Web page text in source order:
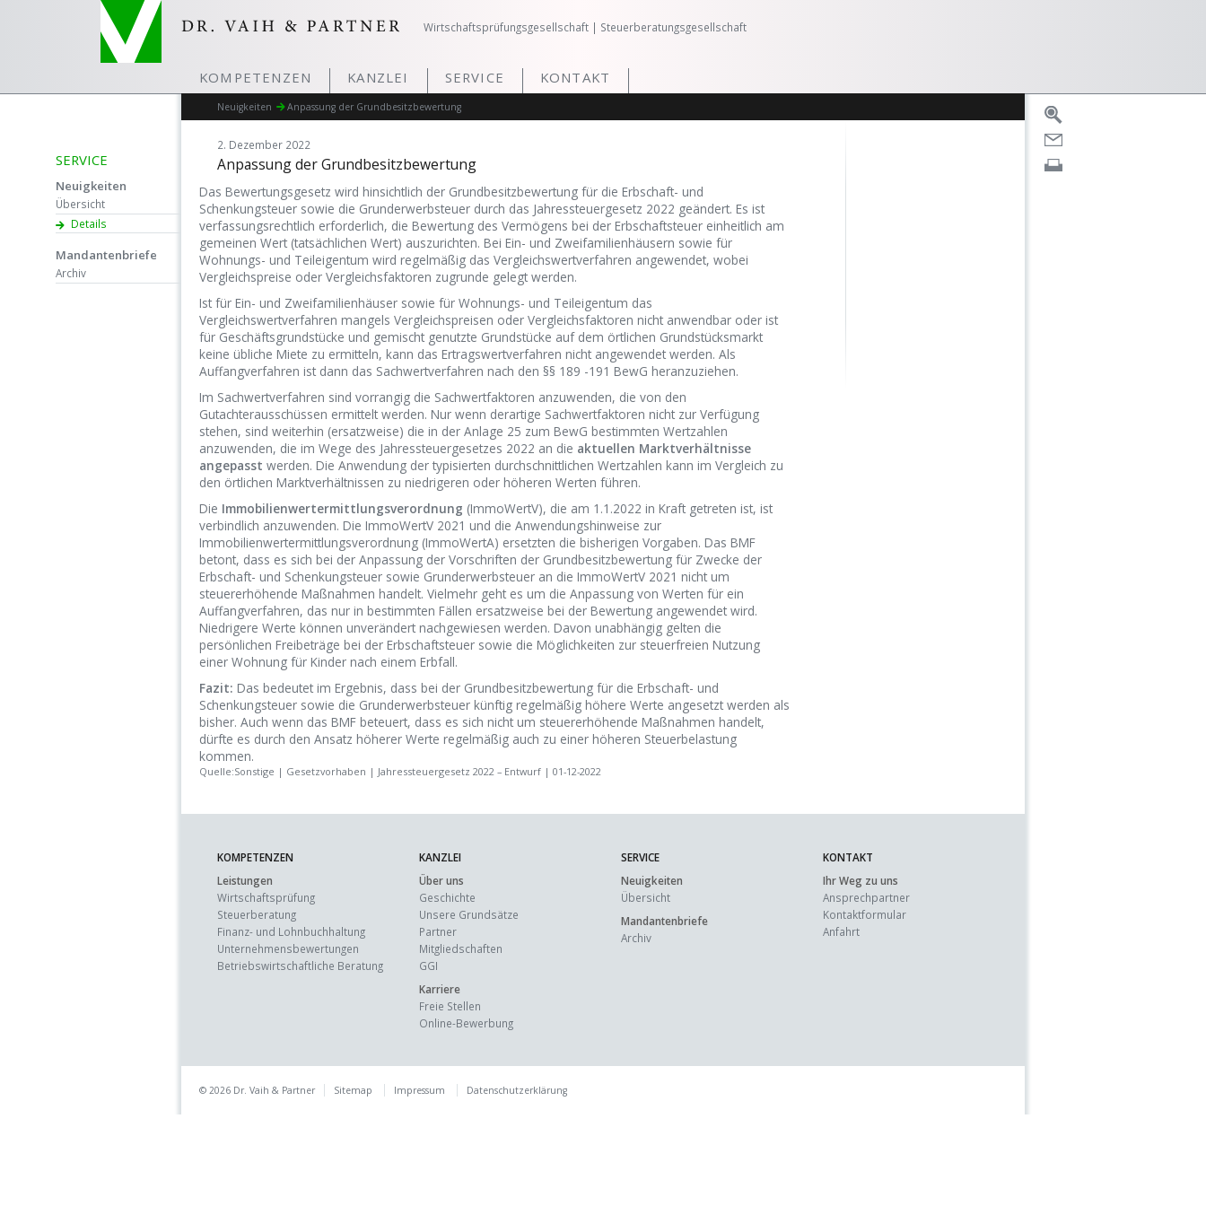
Wirtschaftsprüfungsgesellschaft | Steuerberatungsgesellschaft
KOMPETENZEN KANZLEI SERVICE KONTAKT
Neuigkeiten Anpassung der Grundbesitzbewertung
SERVICE
Neuigkeiten
Übersicht
Details
Mandantenbriefe
Archiv
2. Dezember 2022
Anpassung der Grundbesitzbewertung
Das Bewertungsgesetz wird hinsichtlich der Grundbesitzbewertung für die Erbschaft- und
Schenkungsteuer sowie die Grunderwerbsteuer durch das Jahressteuergesetz 2022 geändert. Es ist
verfassungsrechtlich erforderlich, die Bewertung des Vermögens bei der Erbschaftsteuer einheitlich am
gemeinen Wert (tatsächlichen Wert) auszurichten. Bei Ein- und Zweifamilienhäusern sowie für
Wohnungs- und Teileigentum wird regelmäßig das Vergleichswertverfahren angewendet, wobei
Vergleichspreise oder Vergleichsfaktoren zugrunde gelegt werden.
Ist für Ein- und Zweifamilienhäuser sowie für Wohnungs- und Teileigentum das
Vergleichswertverfahren mangels Vergleichspreisen oder Vergleichsfaktoren nicht anwendbar oder ist
für Geschäftsgrundstücke und gemischt genutzte Grundstücke auf dem örtlichen Grundstücksmarkt
keine übliche Miete zu ermitteln, kann das Ertragswertverfahren nicht angewendet werden. Als
Auffangverfahren ist dann das Sachwertverfahren nach den §§ 189 -191 BewG heranzuziehen.
Im Sachwertverfahren sind vorrangig die Sachwertfaktoren anzuwenden, die von den
Gutachterausschüssen ermittelt werden. Nur wenn derartige Sachwertfaktoren nicht zur Verfügung
stehen, sind weiterhin (ersatzweise) die in der Anlage 25 zum BewG bestimmten Wertzahlen
anzuwenden, die im Wege des Jahressteuergesetzes 2022 an die aktuellen Marktverhältnisse
angepasst werden. Die Anwendung der typisierten durchschnittlichen Wertzahlen kann im Vergleich zu
den örtlichen Marktverhältnissen zu niedrigeren oder höheren Werten führen.
Die Immobilienwertermittlungsverordnung (ImmoWertV), die am 1.1.2022 in Kraft getreten ist, ist
verbindlich anzuwenden. Die ImmoWertV 2021 und die Anwendungshinweise zur
Immobilienwertermittlungsverordnung (ImmoWertA) ersetzten die bisherigen Vorgaben. Das BMF
betont, dass es sich bei der Anpassung der Vorschriften der Grundbesitzbewertung für Zwecke der
Erbschaft- und Schenkungsteuer sowie Grunderwerbsteuer an die ImmoWertV 2021 nicht um
steuererhöhende Maßnahmen handelt. Vielmehr geht es um die Anpassung von Werten für ein
Auffangverfahren, das nur in bestimmten Fällen ersatzweise bei der Bewertung angewendet wird.
Niedrigere Werte können unverändert nachgewiesen werden. Davon unabhängig gelten die
persönlichen Freibeträge bei der Erbschaftsteuer sowie die Möglichkeiten zur steuerfreien Nutzung
einer Wohnung für Kinder nach einem Erbfall.
Fazit: Das bedeutet im Ergebnis, dass bei der Grundbesitzbewertung für die Erbschaft- und
Schenkungsteuer sowie die Grunderwerbsteuer künftig regelmäßig höhere Werte angesetzt werden als
bisher. Auch wenn das BMF beteuert, dass es sich nicht um steuererhöhende Maßnahmen handelt,
dürfte es durch den Ansatz höherer Werte regelmäßig auch zu einer höheren Steuerbelastung
kommen.
Quelle:Sonstige | Gesetzvorhaben | Jahressteuergesetz 2022 – Entwurf | 01-12-2022
KOMPETENZEN
Leistungen
Wirtschaftsprüfung
Steuerberatung
Finanz- und Lohnbuchhaltung
Unternehmens­bewertungen
Betriebswirtschaft­liche Beratung
KANZLEI
Über uns
Geschichte
Unsere Grundsätze
Partner
Mitgliedschaften
GGI
Karriere
Freie Stellen
Online-Bewerbung
SERVICE
Neuigkeiten
Übersicht
Mandantenbriefe
Archiv
KONTAKT
Ihr Weg zu uns
Ansprechpartner
Kontaktformular
Anfahrt
© 2026 Dr. Vaih & Partner Sitemap Impressum Datenschutzerklärung